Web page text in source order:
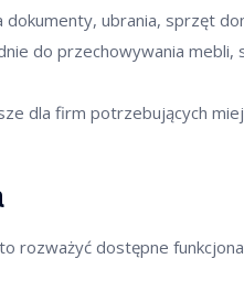
dokumenty, ubrania, sprzęt
do przechowywania
dla firm potrzebujących
rozważyć dostępne